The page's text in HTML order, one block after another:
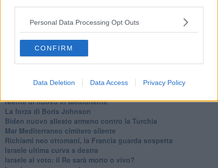
Personal Data Processing Opt Outs
CONFIRM
Data Deletion Data Access Privacy Policy
Il ritorno dei talebani
​La lenta agonia del Libano
Sudafrica, è allarme alimentare
Usa di nuovo al centro della geopolitica internazionale
L’appuntamento di Israele con il cambiamento
In Medioriente non ci sono favole, solo realtà
Niente di nuovo in Medioriente
La forza di Boris Johnson
Biden nuovo alleato armeno contro la Turchia
Mar Mediterraneo cimitero silente
Richiami neo ottomani, la Francia guarda sospetta
Israele ultima curva a destra
Israele al voto: il Re sarà morto o vivo?